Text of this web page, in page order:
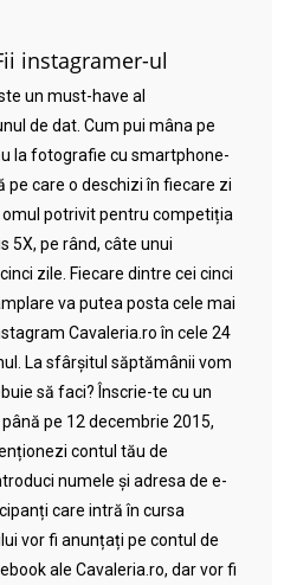
instagramer-ul
un must-have al
de dat. Cum pui mâna pe
la fotografie cu smartphone-
pe care o deschizi în fiecare zi
potrivit pentru competiția
5X, pe rând, câte unui
zile. Fiecare dintre cei cinci
va putea posta cele mai
Cavaleria.ro în cele 24
La sfârșitul săptămânii vom
să faci? Înscrie-te cu un
pe 12 decembrie 2015,
contul tău de
numele și adresa de e-
care intră în cursa
vor fi anunțați pe contul de
ale Cavaleria.ro, dar vor fi